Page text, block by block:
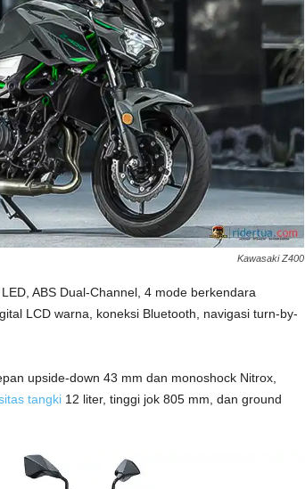
Kawasaki Z400
ABS Dual-Channel, 4 mode berkendara
LCD warna, koneksi Bluetooth, navigasi turn-by-
upside-down 43 mm dan monoshock Nitrox,
tangki12 liter, tinggi jok 805 mm, dan ground